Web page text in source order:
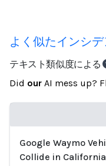
よく似たインシデ
テキスト類似度による
Did our AI mess up?
Loading...
Google Waymo
Collide in California